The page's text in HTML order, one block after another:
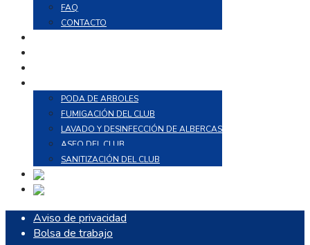
FAQ
CONTACTO
PODA DE ARBOLES
FUMIGACIÓN DEL CLUB
LAVADO Y DESINFECCIÓN DE ALBERCAS
ASEO DEL CLUB
SANITIZACIÓN DEL CLUB
Aviso de privacidad
Bolsa de trabajo